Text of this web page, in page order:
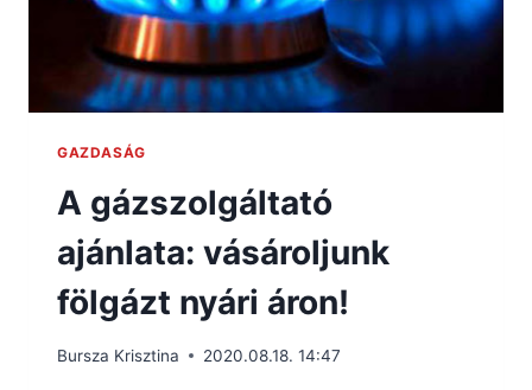
GAZDASÁG
A gázszolgáltató
ajánlata: vásároljunk
fölgázt nyári áron!
Bursza Krisztina 2020.08.18. 14:47